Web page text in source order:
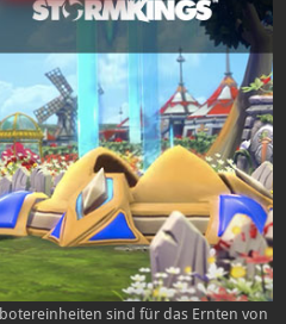
sind für das Ernten von